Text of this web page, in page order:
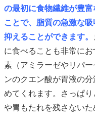
の最初に食物繊維が豊
ことで、脂質の急激な
抑えることができます。
に食べることも非常に
素（アミラーゼやリパ
ンのクエン酸が胃液の
めてくれます。さっぱ
や胃もたれを残さないた